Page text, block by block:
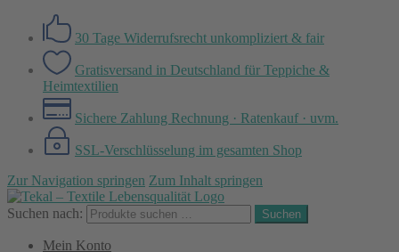
30 Tage Widerrufsrecht unkompliziert & fair
Gratisversand in Deutschland für Teppiche &
Heimtextilien
Sichere Zahlung Rechnung · Ratenkauf · uvm.
SSL-Verschlüsselung im gesamten Shop
Zur Navigation springen Zum Inhalt springen
Suchen nach: Suchen
Mein Konto